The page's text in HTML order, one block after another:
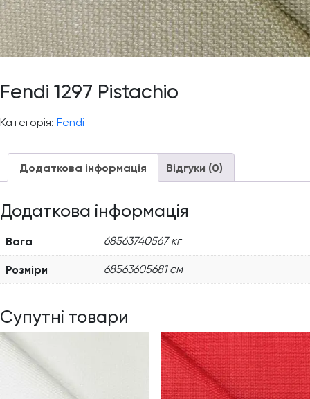
Fendi 1297 Pistachio
Категорія: Fendi
Додаткова інформація Відгуки (0)
Додаткова інформація
Вага 68563740567 кг
Розміри 68563605681 см
Супутні товари